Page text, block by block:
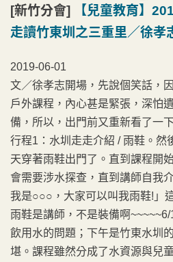
[新竹分會]
【兒童教育】
走讀竹東圳之三重里／徐孝
2019-06-01
文／徐孝志開場，先說個笑話，
戶外課程，內心甚是緊張，深怕
備，所以，出門前又重新看了一
行程1：水圳走走介紹 / 雨鞋。然
天穿著雨鞋出門了。直到課程開
會需要涉水探查，直到講師自我
我是○○○，大家可以叫我雨鞋!」
雨鞋是講師，不是裝備啊
飲用水的問題；下午是竹東水圳
堪。課程雖然分成了水資源與兒